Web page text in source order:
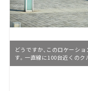
どうですか、このロケーシ
す。一直線に100台近くのク